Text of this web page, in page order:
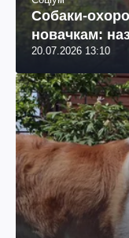
Собаки-
новачкам:
20.07.2026 13:10